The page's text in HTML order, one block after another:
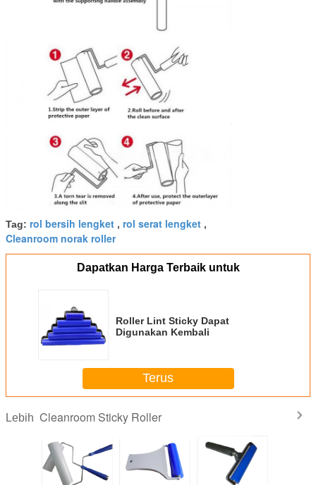
Tag: rol bersih lengket , rol serat lengket ,
Cleanroom norak roller
Dapatkan Harga Terbaik untuk
Roller Lint Sticky Dapat
Digunakan Kembali
Terus
Lebih Cleanroom Sticky Roller